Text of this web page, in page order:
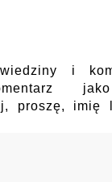
i
proszę, imię